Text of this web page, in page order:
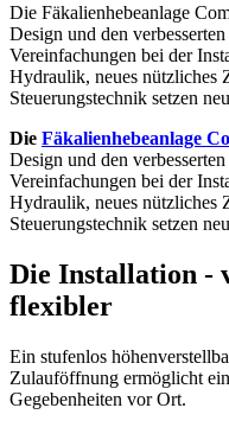
Die Fäkalienhebeanlage
Design und den
Vereinfachungen bei der
Hydraulik, neues nützliches
Steuerungstechnik setzen
Die Fäkalienhebeanlage
Design und den
Vereinfachungen bei der
Hydraulik, neues nützliches
Steuerungstechnik setzen
Die Installation -
flexibler
Ein stufenlos
Zulauföffnung ermöglicht
Gegebenheiten vor Ort.